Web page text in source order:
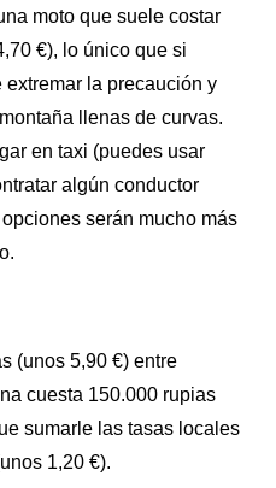
moto que suele costar
€), lo único que si
la precaución y
llenas de curvas.
en taxi (puedes usar
algún conductor
serán mucho más
(unos 5,90 €) entre
cuesta 150.000 rupias
sumarle las tasas locales
1,20 €).